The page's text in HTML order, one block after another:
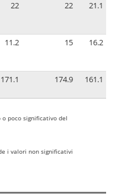
22 22 21.1
11.2 15 16.2
171.1 174.9 161.1
poco significativo del
i valori non significativi